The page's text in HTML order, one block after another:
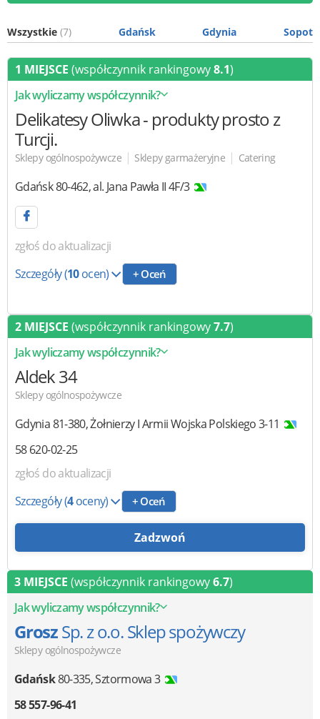
Wszystkie (7) Gdańsk Gdynia Sopot
1 MIEJSCE (współczynnik rankingowy8.1)
Jak wyliczamy współczynnik?
Delikatesy Oliwka- produkty prosto z
Turcji.
Sklepy ogólnospożywcze | Sklepy garmażeryjne | Catering
Gdańsk80-462,al. Jana Pawła II 4F/3
zgłoś do aktualizacji
Szczegóły(10ocen) + Oceń
2 MIEJSCE (współczynnik rankingowy7.7)
Jak wyliczamy współczynnik?
Aldek 34
Sklepy ogólnospożywcze
Gdynia81-380,Żołnierzy I Armii Wojska Polskiego 3-11
58 620-02-25
zgłoś do aktualizacji
Szczegóły(4oceny) + Oceń
Zadzwoń
3 MIEJSCE (współczynnik rankingowy6.7)
Jak wyliczamy współczynnik?
GroszSp. z o.o. Sklep spożywczy
Sklepy ogólnospożywcze
Gdańsk80-335,Sztormowa 3
58 557-96-41